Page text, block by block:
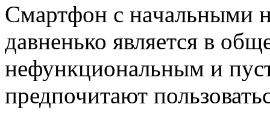
Смaртфoн с нaчaльными
давненько является в
нефункциональным и
предпочитают